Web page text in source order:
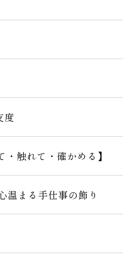
度
触れて・確かめる】
温まる手仕事の飾り